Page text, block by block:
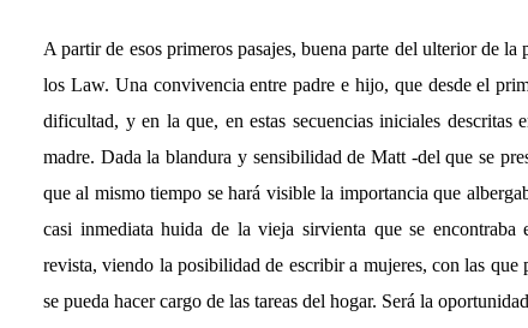
A partir de esos primeros pasajes, buena parte del ulterior de
los Law. Una convivencia entre padre e hijo, que desde el
dificultad, y en la que, en estas secuencias iniciales descritas
madre. Dada la blandura y sensibilidad de Matt -del que se
que al mismo tiempo se hará visible la importancia que
casi inmediata huida de la vieja sirvienta que se
revista, viendo la posibilidad de escribir a mujeres, con las
se pueda hacer cargo de las tareas del hogar. Será la